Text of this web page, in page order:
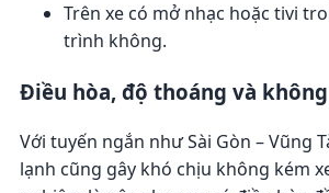
Trên xe có mở nhạc hoặc tivi
trình không.
Điều hòa, độ thoáng và
Với tuyến ngắn như Sài Gòn – Vũng
lạnh cũng gây khó chịu không kém